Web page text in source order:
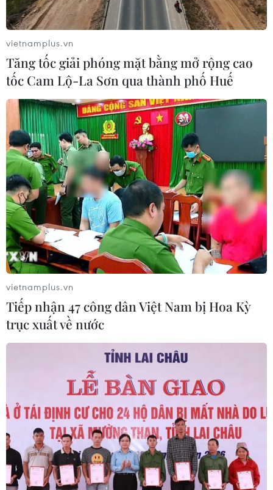
TIN CÙNG CHUYÊN MỤC
Meta tung công cụ AI lập trình tự
động cho nhà phát triển
06/08/2026 06:40
Doanh thu AI của Microsoft phụ
thuộc phần lớn vào đối tác OpenAI
06/08/2026 06:31
Tây Ninh: Tạo điều kiện hình thành
doanh nghiệp công nghệ chiến lược
06/08/2026 04:45
vietnamplus.vn
Tăng tốc giải phóng mặt bằng mở rộng cao
tốc Cam Lộ-La Sơn qua thành phố Huế
vietnamplus.vn
Tiếp nhận 47 công dân Việt Nam bị Hoa Kỳ
trục xuất về nước